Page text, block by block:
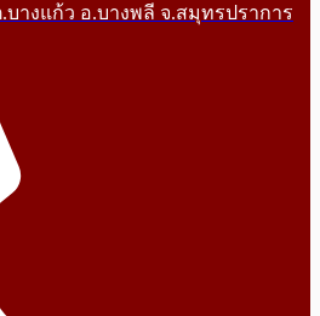
.บางแก้ว อ.บางพลี จ.สมุทรปราการ